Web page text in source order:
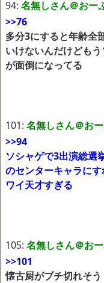
94: 名無しさん＠おー
>>76
多分3にすると年齢全
いけないんだけども
が面倒になってる
101: 名無しさん＠お
>>94
ソシャゲで3出演総選
のセンターキャラに
ワイ天才すぎる
105: 名無しさん＠お
>>101
懐古厨がブチ切れそう